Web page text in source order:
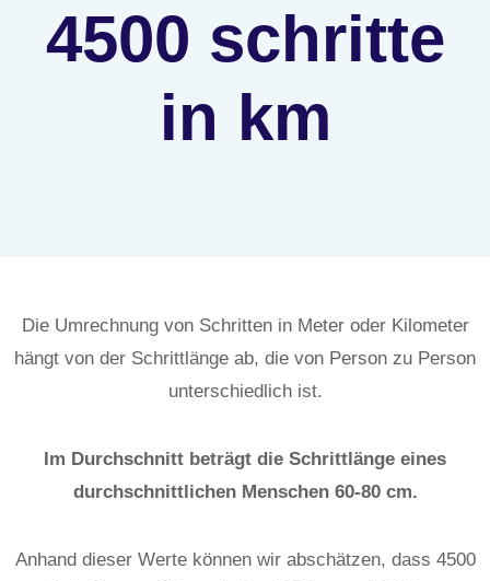
4500 schritte
in km
Die Umrechnung von Schritten in Meter oder Kilometer
hängt von der Schrittlänge ab, die von Person zu Person
unterschiedlich ist.
Im Durchschnitt beträgt die Schrittlänge eines
durchschnittlichen Menschen 60-80 cm.
Anhand dieser Werte können wir abschätzen, dass 4500